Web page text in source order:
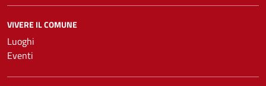
VIVERE IL COMUNE
Luoghi
Eventi